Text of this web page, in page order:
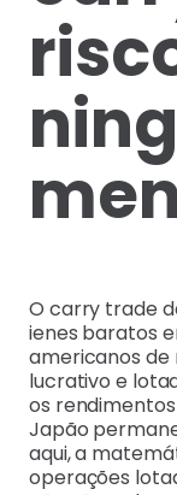
O carry trade
ienes baratos
americanos
lucrativo e
os
Japão
aqui, a
operações